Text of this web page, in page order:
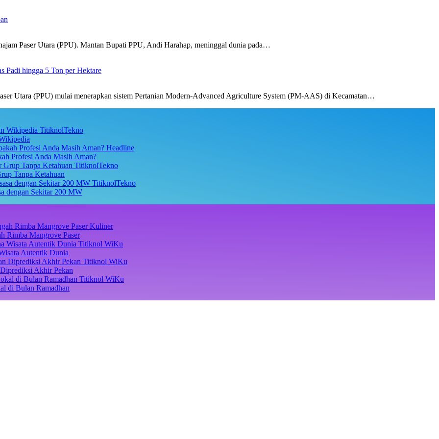
Paser Utara (PPU). Mantan Bupati PPU, Andi Harahap, meninggal dunia pada…
Padi hingga 5 Ton per Hektare
Utara (PPU) mulai menerapkan sistem Pertanian Modern-Advanced Agriculture System (PM-AAS) di Kecamatan…
TitiknolTekno
Headline
Profesi Anda Masih Aman?
TitiknolTekno
Tanpa Ketahuan
TitiknolTekno
dengan Sekitar 200 MW
Kuliner
Rimba Mangrove Paser
Titiknol WiKu
Autentik Dunia
Titiknol WiKu
Akhir Pekan
Titiknol WiKu
di Bulan Ramadhan